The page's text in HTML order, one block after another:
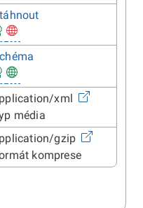
xml
média
gzip
komprese